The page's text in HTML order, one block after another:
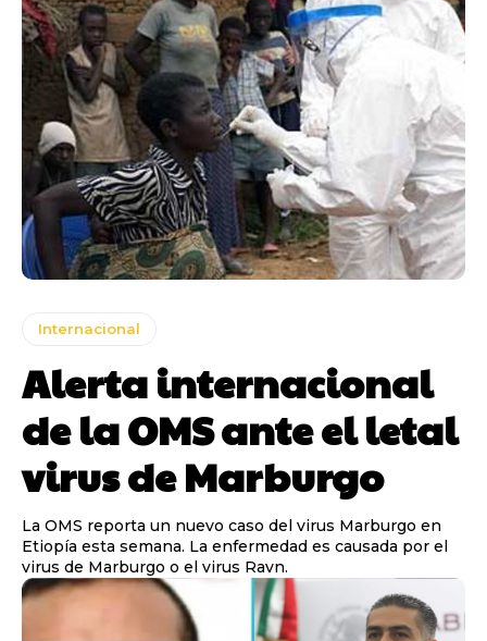
Internacional
Alerta internacional
de la OMS ante el letal
virus de Marburgo
La OMS reporta un nuevo caso del virus Marburgo en
Etiopía esta semana. La enfermedad es causada por el
virus de Marburgo o el virus Ravn.